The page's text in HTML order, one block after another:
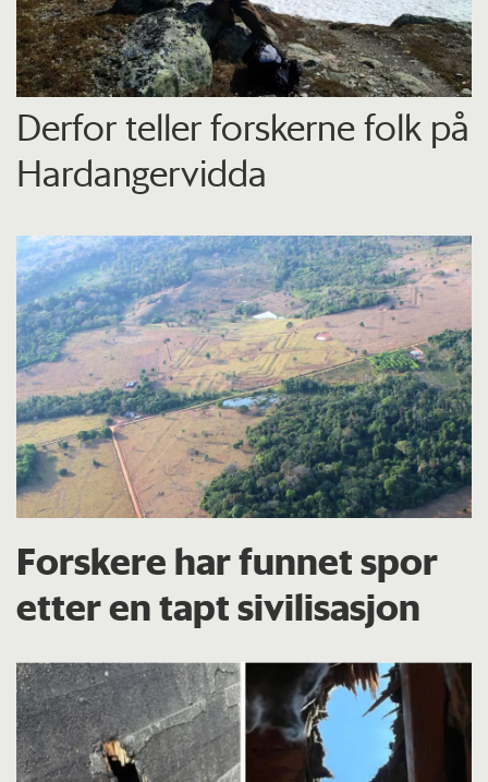
Derfor teller forskerne folk på
Hardangervidda
Forskere har funnet spor
etter en tapt sivilisasjon